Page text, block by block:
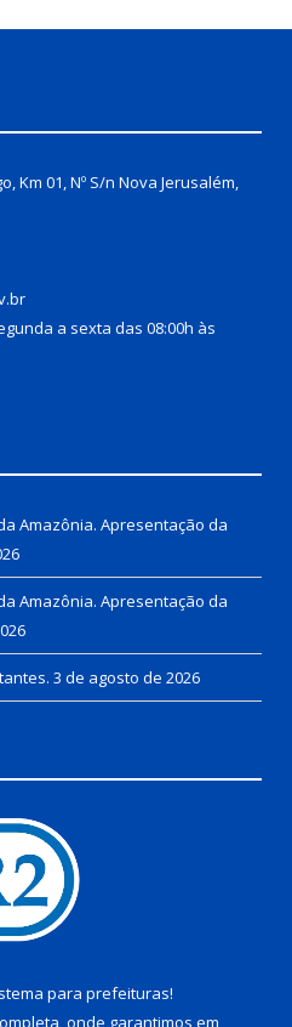
Km 01, Nº S/n Nova Jerusalém,
a sexta das 08:00h às
da Amazônia. Apresentação da
da Amazônia. Apresentação da
3 de agosto de 2026
para prefeituras!
onde garantimos em